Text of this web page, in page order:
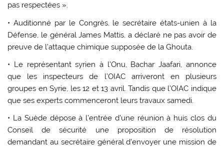
pas respectées ».
• Auditionné par le Congrès, le secrétaire états-unien à la
Défense, le général James Mattis, a déclaré ne pas avoir de
preuve de l’attaque chimique supposée de la Ghouta.
• Le représentant syrien à l’Onu, Bachar Jaafari, annonce
que les inspecteurs de l’OIAC arriveront en plusieurs
groupes en Syrie, les 12 et 13 avril. Tandis que l’OIAC indique
que ses experts commenceront leurs travaux samedi.
• La Suède dépose à l’entrée d’une réunion à huis clos du
Conseil de sécurité une proposition de résolution
demandant au secrétaire général d’envoyer une mission de